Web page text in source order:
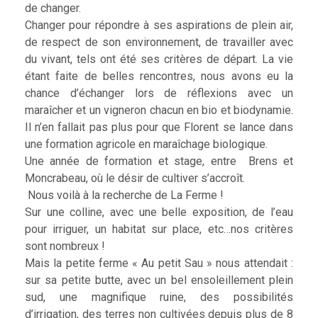
de changer.
Changer pour répondre à ses aspirations de plein air,
de respect de son environnement, de travailler avec
du vivant, tels ont été ses critères de départ. La vie
étant faite de belles rencontres, nous avons eu la
chance d’échanger lors de réflexions avec un
maraîcher et un vigneron chacun en bio et biodynamie.
Il n’en fallait pas plus pour que Florent se lance dans
une formation agricole en maraîchage biologique.
Une année de formation et stage, entre Brens et
Moncrabeau, où le désir de cultiver s’accroît.
Nous voilà à la recherche de La Ferme !
Sur une colline, avec une belle exposition, de l’eau
pour irriguer, un habitat sur place, etc…nos critères
sont nombreux !
Mais la petite ferme « Au petit Sau » nous attendait :
sur sa petite butte, avec un bel ensoleillement plein
sud, une magnifique ruine, des possibilités
d’irrigation, des terres non cultivées depuis plus de 8